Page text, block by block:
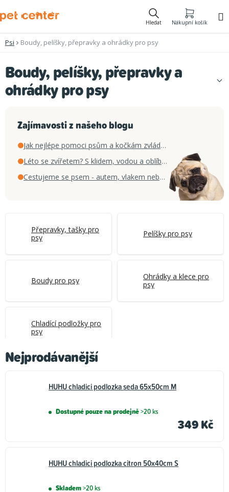
na
Hledat Nákupní košík
Psi Boudy, pelíšky, přepravky a ohrádky pro psy
Boudy, pelíšky, přepravky a
ohrádky pro psy
Zajímavosti z našeho blogu
Jak nejlépe pomoci psům a kočkám zvládnout horké letní dny
Léto se zvířetem? S klidem, vodou a oblíbenou hračkou
Cestujeme se psem - autem, vlakem nebo letadlem?
Přepravky, tašky pro
psy
Pelíšky pro psy
Boudy pro psy
Ohrádky a klece pro
psy
Chladící podložky pro
psy
Nejprodávanější
HUHU chladici podlozka seda 65x50cm M
Dostupné pouze na prodejně>20 ks
349 Kč
HUHU chladici podlozka citron 50x40cm S
Skladem>20 ks